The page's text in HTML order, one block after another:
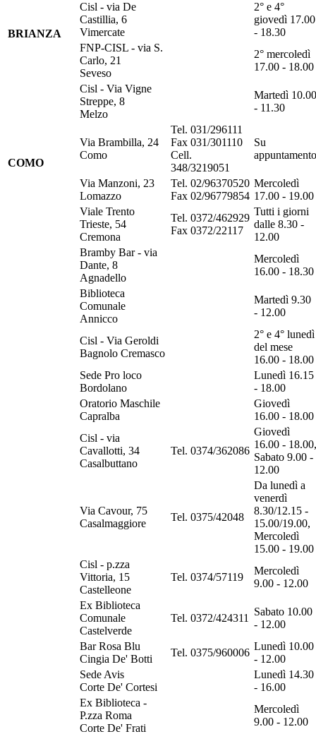
BRIANZA
Cisl - via De
Castillia, 6
Vimercate
2° e 4°
giovedì 17.00
- 18.30
FNP-CISL - via S.
Carlo, 21
Seveso
2° mercoledì
17.00 - 18.00
Cisl - Via Vigne
Streppe, 8
Melzo
Martedì 10.00
- 11.30
COMO
Via Brambilla, 24
Como
Tel. 031/296111
Fax 031/301110
Cell.
348/3219051
Su
appuntamento
Via Manzoni, 23
Lomazzo
Tel. 02/96370520
Fax 02/96779854
Mercoledì
17.00 - 19.00
Viale Trento
Trieste, 54
Cremona
Tel. 0372/462929
Fax 0372/22117
Tutti i giorni
dalle 8.30 -
12.00
Bramby Bar - via
Dante, 8
Agnadello
Mercoledì
16.00 - 18.30
Biblioteca
Comunale
Annicco
Martedì 9.30
- 12.00
Cisl - Via Geroldi
Bagnolo Cremasco
2° e 4° lunedì
del mese
16.00 - 18.00
Sede Pro loco
Bordolano
Lunedì 16.15
- 18.00
Oratorio Maschile
Capralba
Giovedì
16.00 - 18.00
Cisl - via
Cavallotti, 34
Casalbuttano
Tel. 0374/362086
Giovedì
16.00 - 18.00,
Sabato 9.00 -
12.00
Via Cavour, 75
Casalmaggiore
Tel. 0375/42048
Da lunedì a
venerdì
8.30/12.15 -
15.00/19.00,
Mercoledì
15.00 - 19.00
Cisl - p.zza
Vittoria, 15
Castelleone
Tel. 0374/57119
Mercoledì
9.00 - 12.00
Ex Biblioteca
Comunale
Castelverde
Tel. 0372/424311
Sabato 10.00
- 12.00
Bar Rosa Blu
Cingia De' Botti
Tel. 0375/960006
Lunedì 10.00
- 12.00
Sede Avis
Corte De' Cortesi
Lunedì 14.30
- 16.00
Ex Biblioteca -
P.zza Roma
Corte De' Frati
Mercoledì
9.00 - 12.00